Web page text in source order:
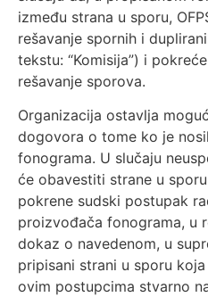
između strana u sporu,
rešavanje spornih i
tekstu: “Komisija”) i
rešavanje sporova.
Organizacija ostavlja
dogovora o tome ko je
fonograma. U slučaju
će obavestiti strane u
pokrene sudski postupak
proizvođača fonograma, u
dokaz o navedenom, u
pripisani strani u sporu
ovim postupcima stvarno